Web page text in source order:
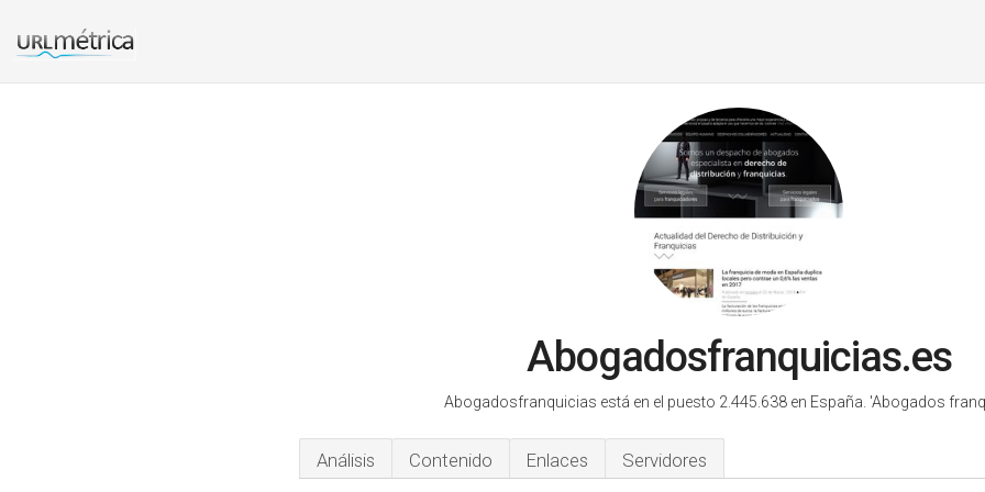
Abogadosfranquicias.es
Abogadosfranquicias está en el puesto 2.445.638 en España. 'Abogados
Análisis Contenido Enlaces Servidores